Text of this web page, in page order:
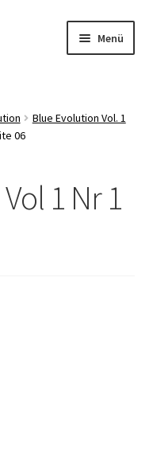
Menü
Blue Evolution Vol. 1
06
1 Nr 1